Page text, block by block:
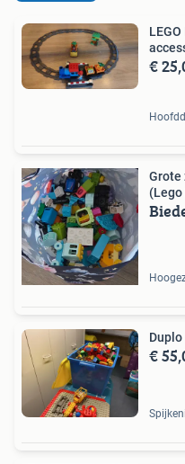
€
Grote
(Lego
€